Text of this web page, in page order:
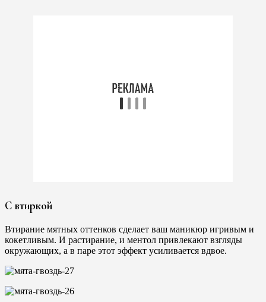
С втиркой
Втирание мятных оттенков сделает ваш маникюр игривым и
кокетливым. И растирание, и ментол привлекают взгляды
окружающих, а в паре этот эффект усиливается вдвое.